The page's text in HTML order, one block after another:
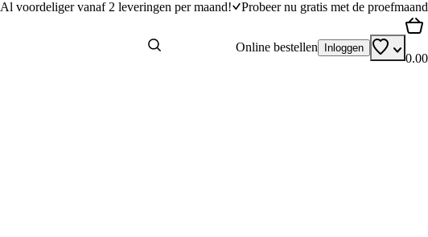
Al voordeliger vanaf 2 leveringen per maand! Probeer nu gratis met de proefmaand
Online bestellen Inloggen
0.00